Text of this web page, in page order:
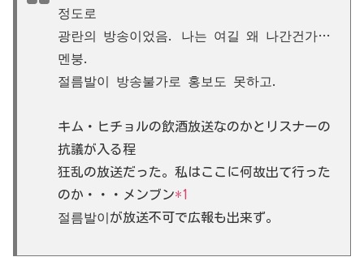
정도로
광란의 방송이었음. 나는 여길 왜 나간건가…
멘붕.
절름발이 방송불가로 홍보도 못하고.
キム・ヒチョルの飲酒放送なのかとリスナーの
抗議が入る程
狂乱の放送だった。私はここに何故出て行った
のか・・・メンブン*1
절름발이が放送不可で広報も出来ず。